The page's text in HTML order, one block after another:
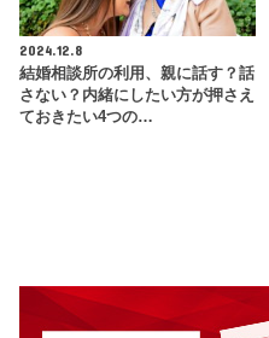
2024.12.8
結婚相談所の利用、親に話す？話
さない？内緒にしたい方が押さえ
ておきたい4つの…